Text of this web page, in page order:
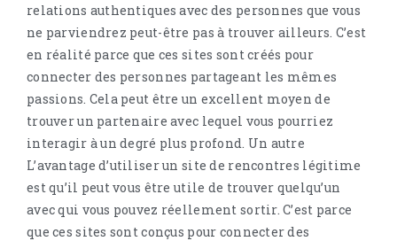
relations authentiques avec des personnes que vous
ne parviendrez peut-être pas à trouver ailleurs. C’est
en réalité parce que ces sites sont créés pour
connecter des personnes partageant les mêmes
passions. Cela peut être un excellent moyen de
trouver un partenaire avec lequel vous pourriez
interagir à un degré plus profond. Un autre
L’avantage d’utiliser un site de rencontres légitime
est qu’il peut vous être utile de trouver quelqu’un
avec qui vous pouvez réellement sortir. C’est parce
que ces sites sont conçus pour connecter des